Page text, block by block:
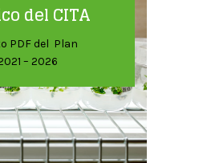
del CITA
PDF del Plan
– 2026